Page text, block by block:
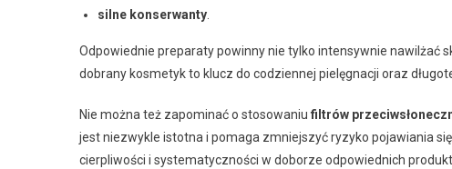
silne konserwanty
Odpowiednie preparaty powinny nie tylko intensywnie nawilżać
dobrany kosmetyk to klucz do codziennej pielęgnacji oraz
Nie można też zapominać o stosowaniu filtrów
jest niezwykle istotna i pomaga zmniejszyć ryzyko pojawiania
cierpliwości i systematyczności w doborze odpowiednich